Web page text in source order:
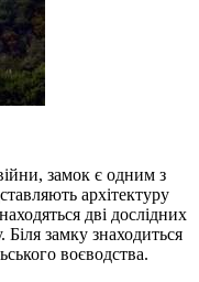
замок є одним з
архітектуру
дві дослідних
Біля замку знаходиться
воєводства.